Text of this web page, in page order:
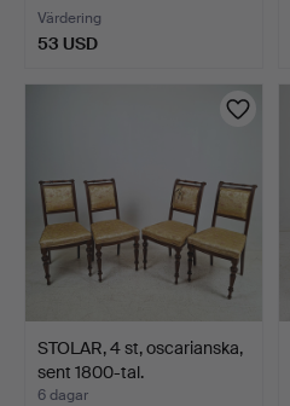
Värdering
53 USD
STOLAR, 4 st, oscarianska,
sent 1800-tal.
6 dagar